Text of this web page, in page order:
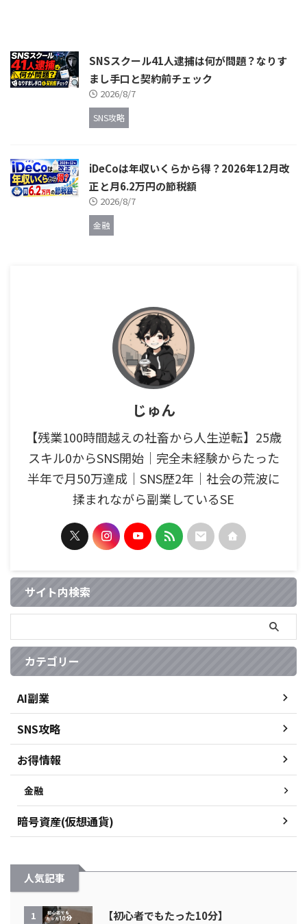
SNSスクール41人逮捕は何が問題？なりす
まし手口と契約前チェック
2026/8/7
SNS攻略
iDeCoは年収いくらから得？2026年12月改
正と月6.2万円の節税額
2026/8/7
金融
じゅん
【残業100時間越えの社畜から人生逆転】25歳
スキル0からSNS開始｜完全未経験からたった
半年で月50万達成｜SNS歴2年｜社会の荒波に
揉まれながら副業しているSE
サイト内検索
カテゴリー
AI副業
SNS攻略
お得情報
金融
暗号資産(仮想通貨)
人気記事
1
【初心者でもたった10分】